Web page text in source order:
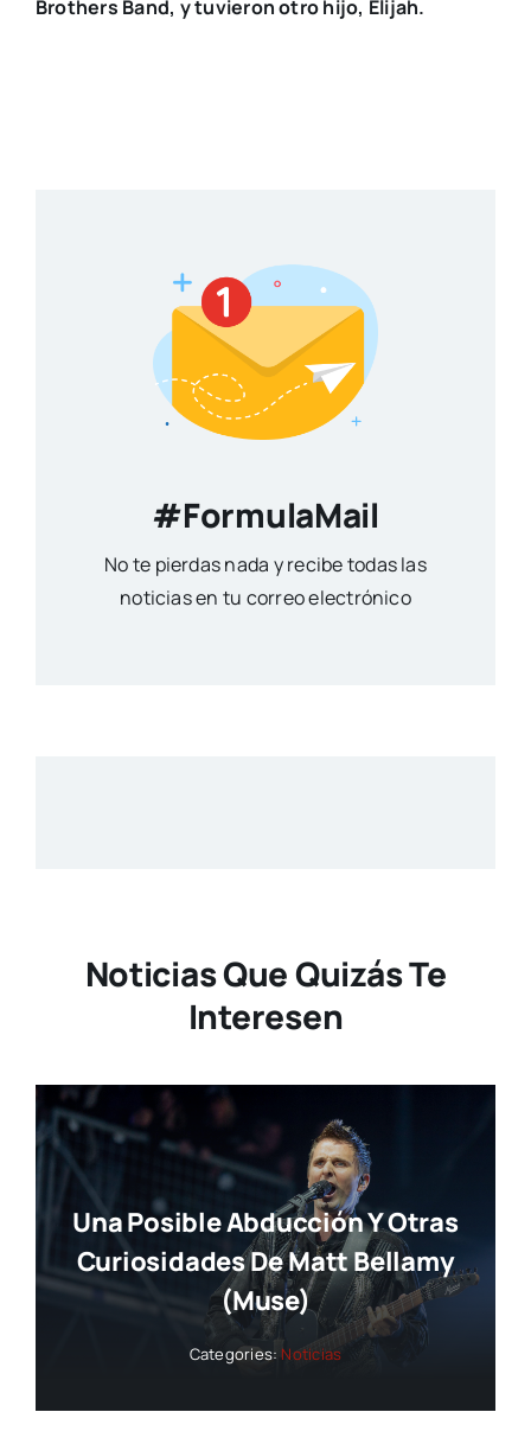
Brothers Band, y tuvieron otro hijo, Elijah.
#FormulaMail
No te pierdas nada y recibe todas las
noticias en tu correo electrónico
Noticias Que Quizás Te
Interesen
Una Posible Abducción Y Otras
Curiosidades De Matt Bellamy
(Muse)
Categories: Noticias